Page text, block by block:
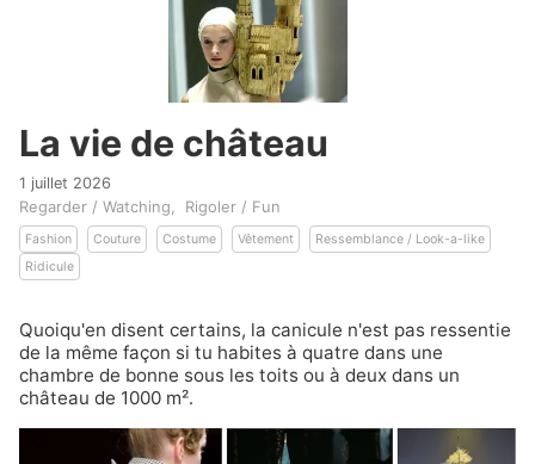
La vie de château
1 juillet 2026
Regarder / Watching Rigoler / Fun
Fashion Couture Costume Vêtement
Ressemblance / Look-a-like
Ridicule
Quoiqu'en disent certains, la canicule n'est pas ressentie
de la même façon si tu habites à quatre dans une
chambre de bonne sous les toits ou à deux dans un
château de 1000 m².